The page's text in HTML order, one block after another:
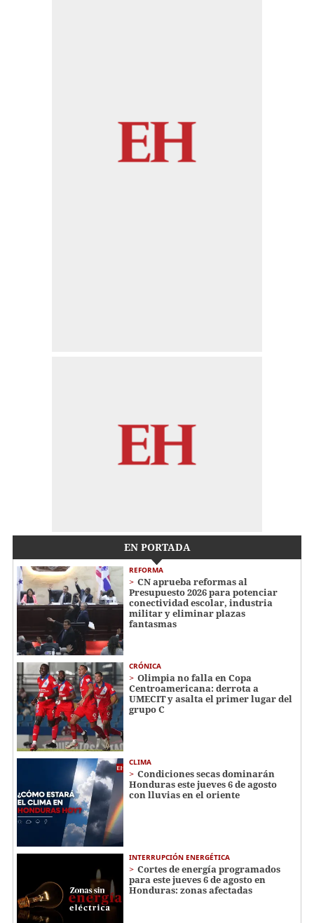
EN PORTADA
REFORMA
CN aprueba reformas al
Presupuesto 2026 para potenciar
conectividad escolar, industria
militar y eliminar plazas
fantasmas
CRÓNICA
Olimpia no falla en Copa
Centroamericana: derrota a
UMECIT y asalta el primer lugar del
grupo C
CLIMA
Condiciones secas dominarán
Honduras este jueves 6 de agosto
con lluvias en el oriente
INTERRUPCIÓN ENERGÉTICA
Cortes de energía programados
para este jueves 6 de agosto en
Honduras: zonas afectadas